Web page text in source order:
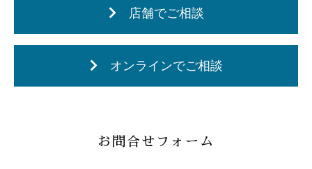
店舗でご相談
オンラインでご相談
お問合せフォーム